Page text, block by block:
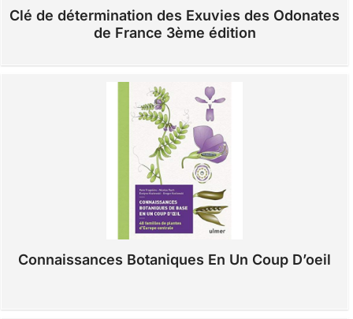
Clé de détermination des Exuvies des Odonates
de France 3ème édition
Connaissances Botaniques En Un Coup D’oeil